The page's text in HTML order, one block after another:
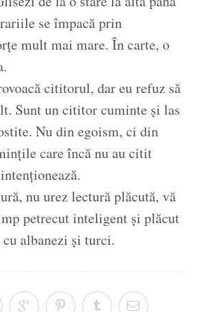
se împacă prin
mult mai mare. În carte, o
cititorul, dar eu refuz să
Sunt un cititor cuminte și las
Nu din egoism, ci din
care încă nu au citit
nu urez lectură plăcută, vă
petrecut inteligent și plăcut
albanezi și turci.